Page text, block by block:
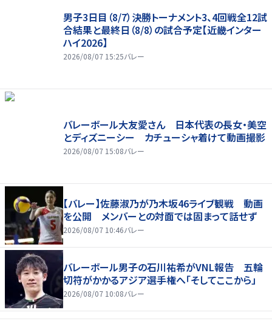
男子3日目（8/7）決勝トーナメント3、4回戦全12試
合結果と最終日（8/8）の試合予定【近畿インター
ハイ2026】
2026/08/07 15:25バレー
バレーボール大友愛さん 日本代表の長女・美空
とディズニーシー カチューシャ着けて動画撮影
2026/08/07 15:08バレー
【バレー】佐藤淑乃が乃木坂46ライブ観戦 動画
を公開 メンバーとの対面では固まって話せず
2026/08/07 10:46バレー
バレーボール男子の石川祐希がVNL報告 五輪
切符がかかるアジア選手権へ「そしてここから」
2026/08/07 10:08バレー